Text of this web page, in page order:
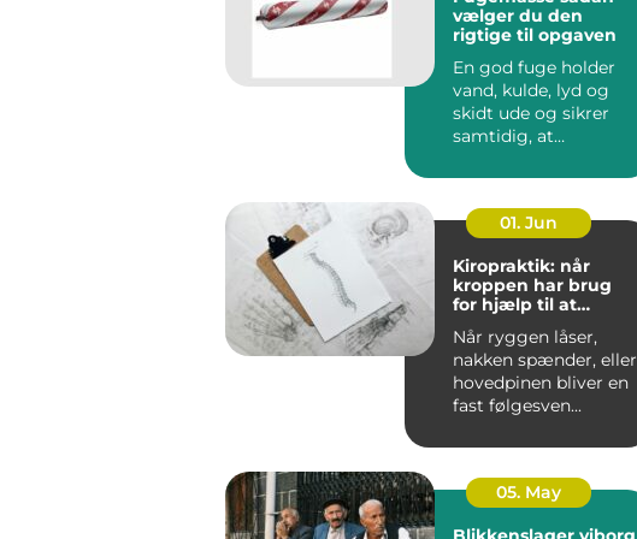
vælger du den
rigtige til opgaven
En god fuge holder
vand, kulde, lyd og
skidt ude og sikrer
samtidig, at
bevæge sig ud...
01. Jun
Kiropraktik: når
kroppen har brug
for hjælp til at
Når ryggen låser,
nakken spænder, eller
hovedpinen bliver en
fast følgesven...
05. May